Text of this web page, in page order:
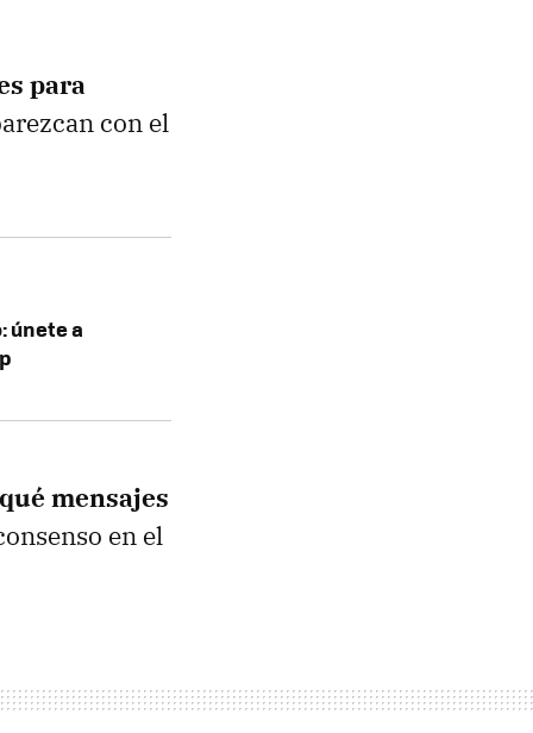
para
con el
únete a
mensajes
en el